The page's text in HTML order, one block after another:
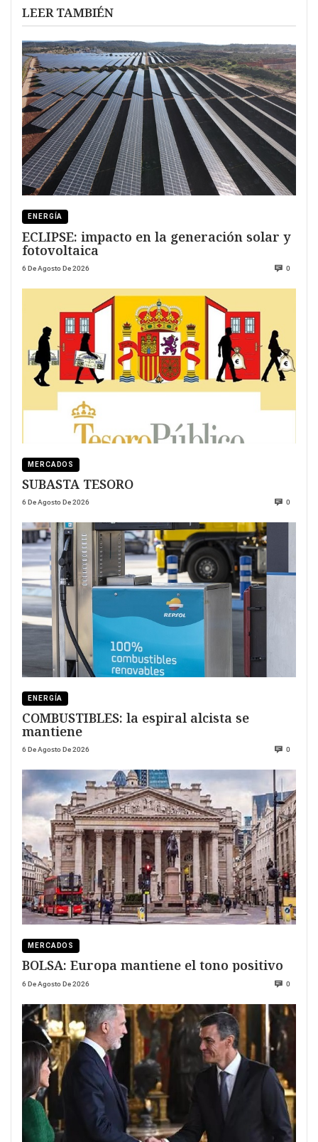
LEER TAMBIÉN
ENERGÍA
ECLIPSE: impacto en la generación solar y
fotovoltaica
6 De Agosto De 2026 0
MERCADOS
SUBASTA TESORO
6 De Agosto De 2026 0
ENERGÍA
COMBUSTIBLES: la espiral alcista se
mantiene
6 De Agosto De 2026 0
MERCADOS
BOLSA: Europa mantiene el tono positivo
6 De Agosto De 2026 0